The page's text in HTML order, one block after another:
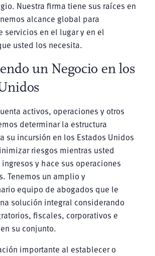
Nuestra firma tiene sus raíces en
alcance global para
servicios en el lugar y en el
usted los necesita.
un Negocio en los
activos, operaciones y otros
determinar la estructura
su incursión en los Estados Unidos
riesgos mientras usted
y hace sus operaciones
Tenemos un amplio y
equipo de abogados que le
solución integral considerando
fiscales, corporativos e
su conjunto.
importante al establecer o